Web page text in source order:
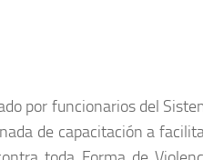
por funcionarios del
de capacitación a